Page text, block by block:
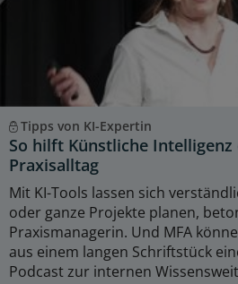
Tipps von KI-Expertin
So hilft Künstliche Intelligenz
Praxisalltag
Mit KI-Tools lassen sich
oder ganze Projekte planen,
Praxismanagerin. Und MFA
aus einem langen Schriftstück
Podcast zur internen